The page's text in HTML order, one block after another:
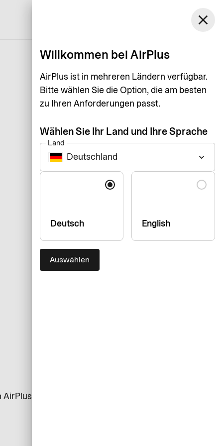
Deutsch
close
Willkommen bei AirPlus
AirPlus ist in mehreren Ländern verfügbar.
Bitte wählen Sie die Option, die am besten
zu Ihren Anforderungen passt.
Wählen Sie Ihr Land und Ihre Sprache
Land
Deutschland keyboard_arrow_down
Sprache
Deutsch English
Auswählen
Card Service unter +49